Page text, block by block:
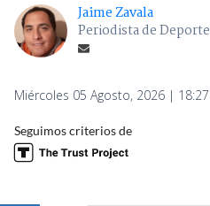
Jaime Zavala
Periodista de
Miércoles 05 Agosto, 2026 | 18:27
Seguimos criterios de